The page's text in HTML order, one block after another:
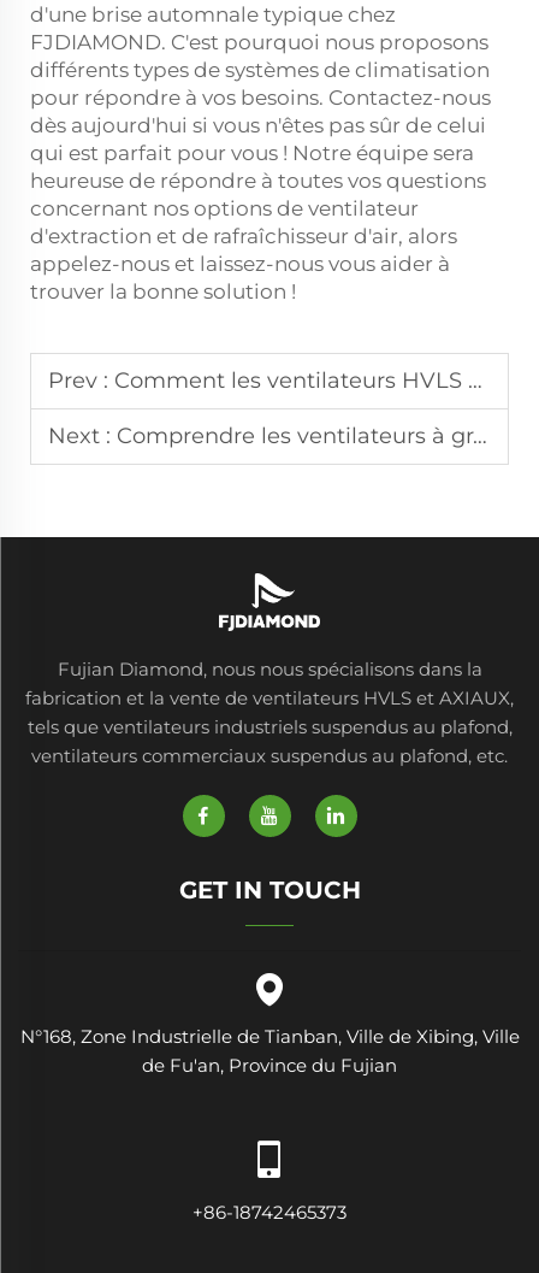
d'une brise automnale typique chez
FJDIAMOND. C'est pourquoi nous proposons
différents types de systèmes de climatisation
pour répondre à vos besoins. Contactez-nous
dès aujourd'hui si vous n'êtes pas sûr de celui
qui est parfait pour vous ! Notre équipe sera
heureuse de répondre à toutes vos questions
concernant nos options de ventilateur
d'extraction et de rafraîchisseur d'air, alors
appelez-nous et laissez-nous vous aider à
trouver la bonne solution !
Prev : Comment les ventilateurs HVLS économisent l'énergie dans les environnements industriels
Next : Comprendre les ventilateurs à grand volume et faible vitesse : caractéristiques et avantages
Fujian Diamond, nous nous spécialisons dans la
fabrication et la vente de ventilateurs HVLS et AXIAUX,
tels que ventilateurs industriels suspendus au plafond,
ventilateurs commerciaux suspendus au plafond, etc.
GET IN TOUCH
N°168, Zone Industrielle de Tianban, Ville de Xibing, Ville
de Fu'an, Province du Fujian
+86-18742465373